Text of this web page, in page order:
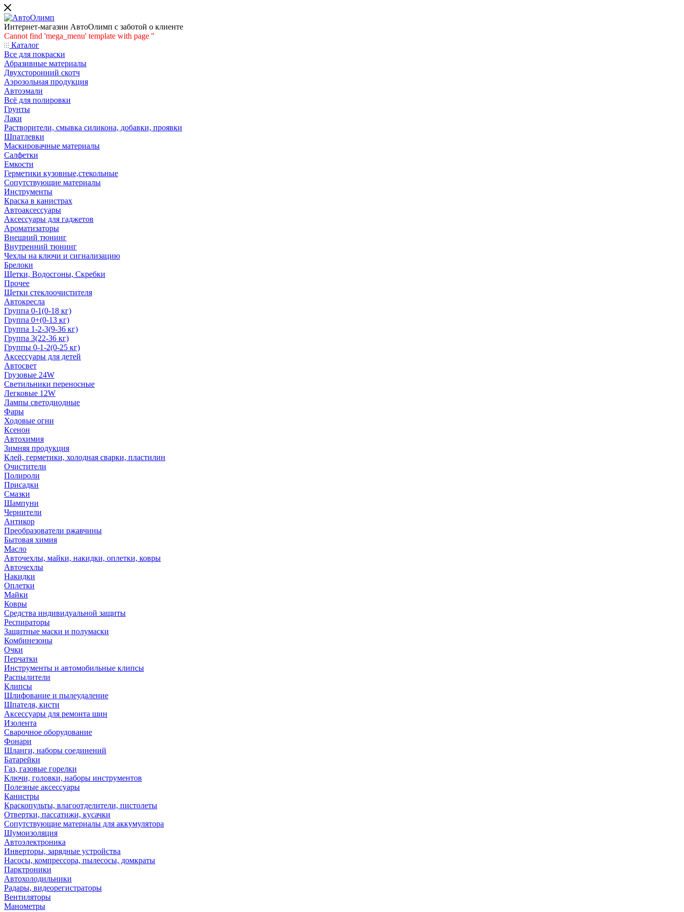
Интернет-магазин АвтоОлимп с заботой о клиенте
Cannot find 'mega_menu' template with page ''
Каталог
Все для покраски
Абразивные материалы
Двухсторонний скотч
Аэрозольная продукция
Автоэмали
Всё для полировки
Грунты
Лаки
Растворители, смывка силикона, добавки, проявки
Шпатлевки
Маскировачные материалы
Салфетки
Емкости
Герметики кузовные,стекольные
Сопутствующие материалы
Инструменты
Краска в канистрах
Автоаксессуары
Аксессуары для гаджетов
Ароматизаторы
Внешний тюнинг
Внутренний тюнинг
Чехлы на ключи и сигнализацию
Брелоки
Щетки, Водосгоны, Скребки
Прочее
Щетки стеклоочистителя
Автокресла
Группа 0-1(0-18 кг)
Группа 0+(0-13 кг)
Группа 1-2-3(9-36 кг)
Группа 3(22-36 кг)
Группы 0-1-2(0-25 кг)
Аксессуары для детей
Автосвет
Грузовые 24W
Светильники переносные
Легковые 12W
Лампы светодиодные
Фары
Ходовые огни
Ксенон
Автохимия
Зимняя продукция
Клей, герметики, холодная сварки, пластилин
Очистители
Полироли
Присадки
Смазки
Шампуни
Чернители
Антикор
Преобразователи ржавчины
Бытовая химия
Масло
Авточехлы, майки, накидки, оплетки, ковры
Авточехлы
Накидки
Оплетки
Майки
Ковры
Средства индивидуальной защиты
Респираторы
Защитные маски и полумаски
Комбинезоны
Очки
Перчатки
Инструменты и автомобильные клипсы
Распылители
Клипсы
Шлифование и пылеудаление
Шпателя, кисти
Аксессуары для ремонта шин
Изолента
Сварочное оборудование
Фонари
Шланги, наборы соединений
Батарейки
Газ, газовые горелки
Ключи, головки, наборы инструментов
Полезные аксессуары
Канистры
Краскопульты, влагоотделители, пистолеты
Отвертки, пассатижи, кусачки
Сопутствующие материалы для аккумулятора
Шумоизоляция
Автоэлектроника
Инверторы, зарядные устройства
Насосы, компрессора, пылесосы, домкраты
Парктроники
Автохолодильники
Радары, видеорегистраторы
Вентиляторы
Манометры